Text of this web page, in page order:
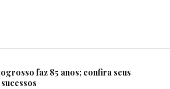
faz 85 anos; confira seus